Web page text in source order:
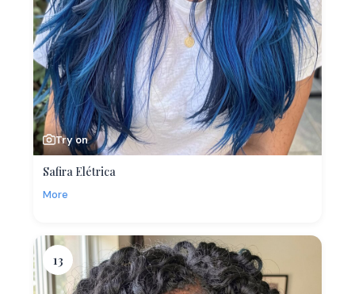
Try on
Safira Elétrica
More
13